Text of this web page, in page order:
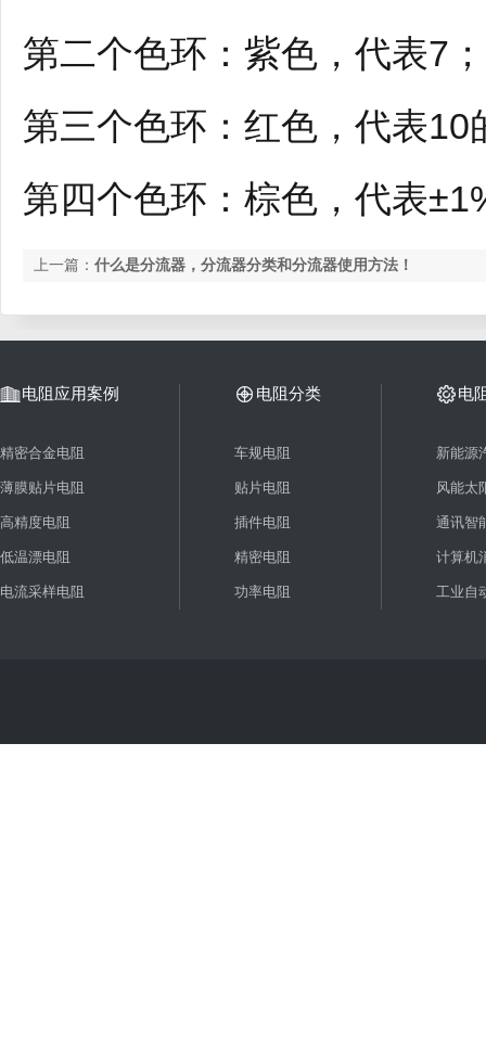
第二个色环：紫色，代表7；
第三个色环：红色，代表10
第四个色环：棕色，代表
上一篇： 什么是分流器，分流器分类和分流器使用方法！
电阻应用案例
精密合金电阻
薄膜贴片电阻
高精度电阻
低温漂电阻
电流采样电阻
电阻分类
车规电阻
贴片电阻
插件电阻
精密电阻
功率电阻
电
新能源
风能太
通讯智
计算机
工业自